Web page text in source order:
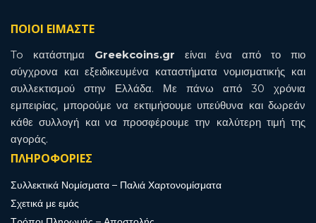
ΠΟΙΟΙ ΕΙΜΑΣΤΕ
To κατάστημα Greekcoins.gr είναι ένα από το πιο
σύγχρονα και εξειδικευμένα καταστήματα νομισματικής και
συλλεκτισμού στην Ελλάδα. Με πάνω από 30 χρόνια
εμπειρίας, μπορούμε να εκτιμήσουμε υπεύθυνα και δωρεάν
κάθε συλλογή και να προσφέρουμε την καλύτερη τιμή της
αγοράς.
ΠΛΗΡΟΦΟΡΙΕΣ
Συλλεκτικά Νομίσματα – Παλιά Χαρτονομίσματα
Σχετικά με εμάς